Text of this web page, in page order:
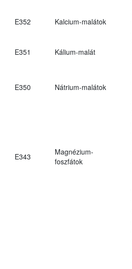
E352 Kalcium-malátok
E351 Kálium-malát
E350 Nátrium-malátok
E343
Magnézium-
foszfátok